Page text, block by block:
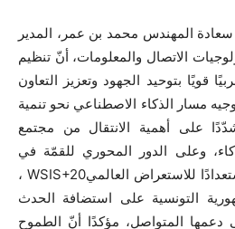
سعادة المهندس محمد بن عمر، المدير
الاتصال والمعلومات، أنّ تنظيم
قويًا بتوحيد الجهود وتعزيز التعاون
مسار الذكاء الاصطناعي نحو تنمية
على أهمية الانتقال من مجتمع
وعلى الدور المحوري للقمّة في
للاستعراض العالميWSIS+20 ،
التونسية على استضافة الحدث
دعمها المتواصل، مؤكدًا أنّ الطموح